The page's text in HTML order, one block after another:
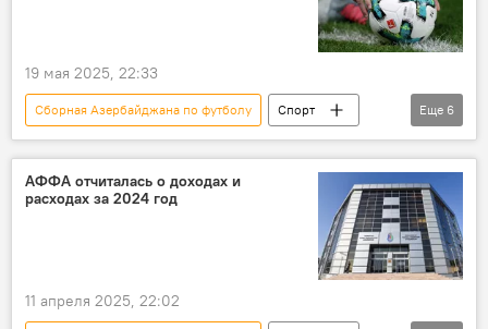
19 мая 2025, 22:33
Сборная Азербайджана по футболу
Спорт
Азербайджан
Футбол
Мини-футбол
президент Федерации мини-футбола Азербайджана Орхан Мамедов
Еще 6
АФФА отчиталась о доходах и
расходах за 2024 год
11 апреля 2025, 22:02